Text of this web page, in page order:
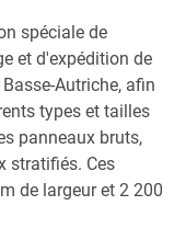
spéciale de
et d'expédition de
Autriche, afin
types et tailles
panneaux bruts,
stratifiés. Ces
de largeur et 2 200